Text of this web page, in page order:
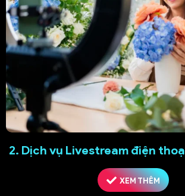
2. Dịch vụ Livestream điện
XEM THÊM